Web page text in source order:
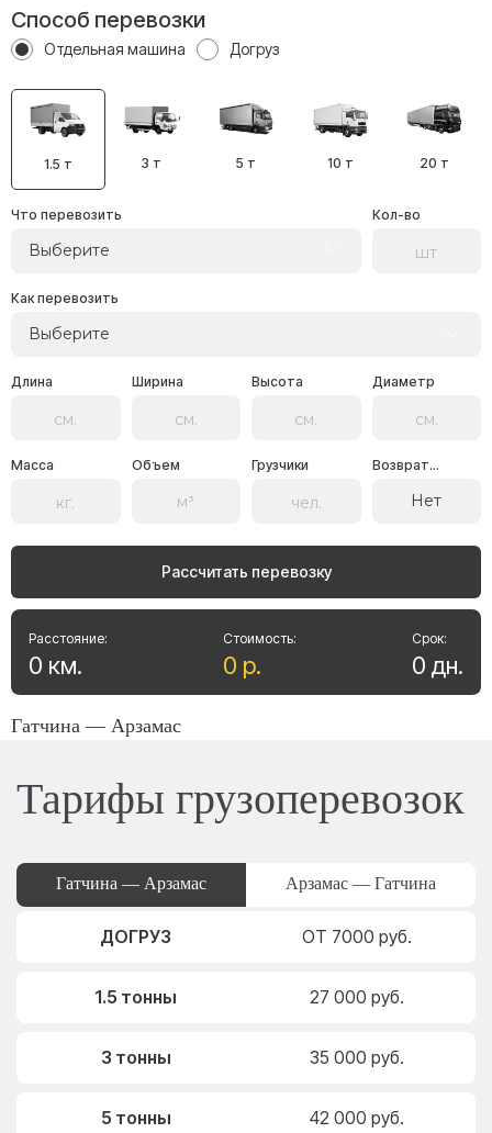
Способ перевозки
Отдельная машина Догруз
1.5 т 3 т 5 т 10 т 20 т
Что перевозить
Выберите
Кол-во
Как перевозить
Выберите
Длина Ширина Высота Диаметр
Масса Объем Грузчики Возврат...
Нет
Рассчитать перевозку
Стоимость:
0 р.
Расстояние:
0 км.
Срок:
0 дн.
Гатчина — Арзамас
Тарифы грузоперевозок
Гатчина — Арзамас Арзамас — Гатчина
ДОГРУЗ ОТ 7000 руб.
1.5 тонны 27 000 руб.
3 тонны 35 000 руб.
5 тонны 42 000 руб.